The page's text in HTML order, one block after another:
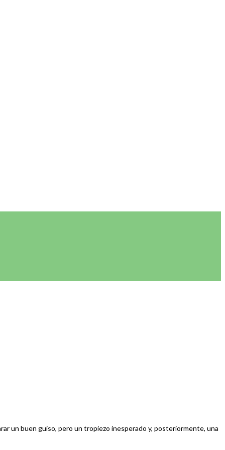
un buen guiso, pero un tropiezo inesperado y, posteriormente, una